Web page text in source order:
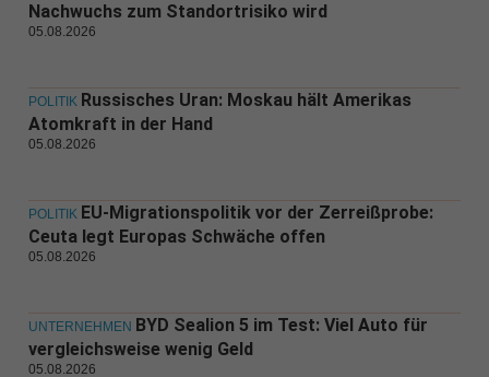
Nachwuchs zum Standortrisiko wird
05.08.2026
POLITIK Russisches Uran: Moskau hält Amerikas
Atomkraft in der Hand
05.08.2026
POLITIK EU-Migrationspolitik vor der Zerreißprobe:
Ceuta legt Europas Schwäche offen
05.08.2026
UNTERNEHMEN BYD Sealion 5 im Test: Viel Auto für
vergleichsweise wenig Geld
05.08.2026